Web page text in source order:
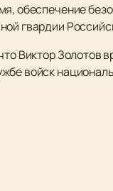
обеспечение
гвардии
Виктор
войск